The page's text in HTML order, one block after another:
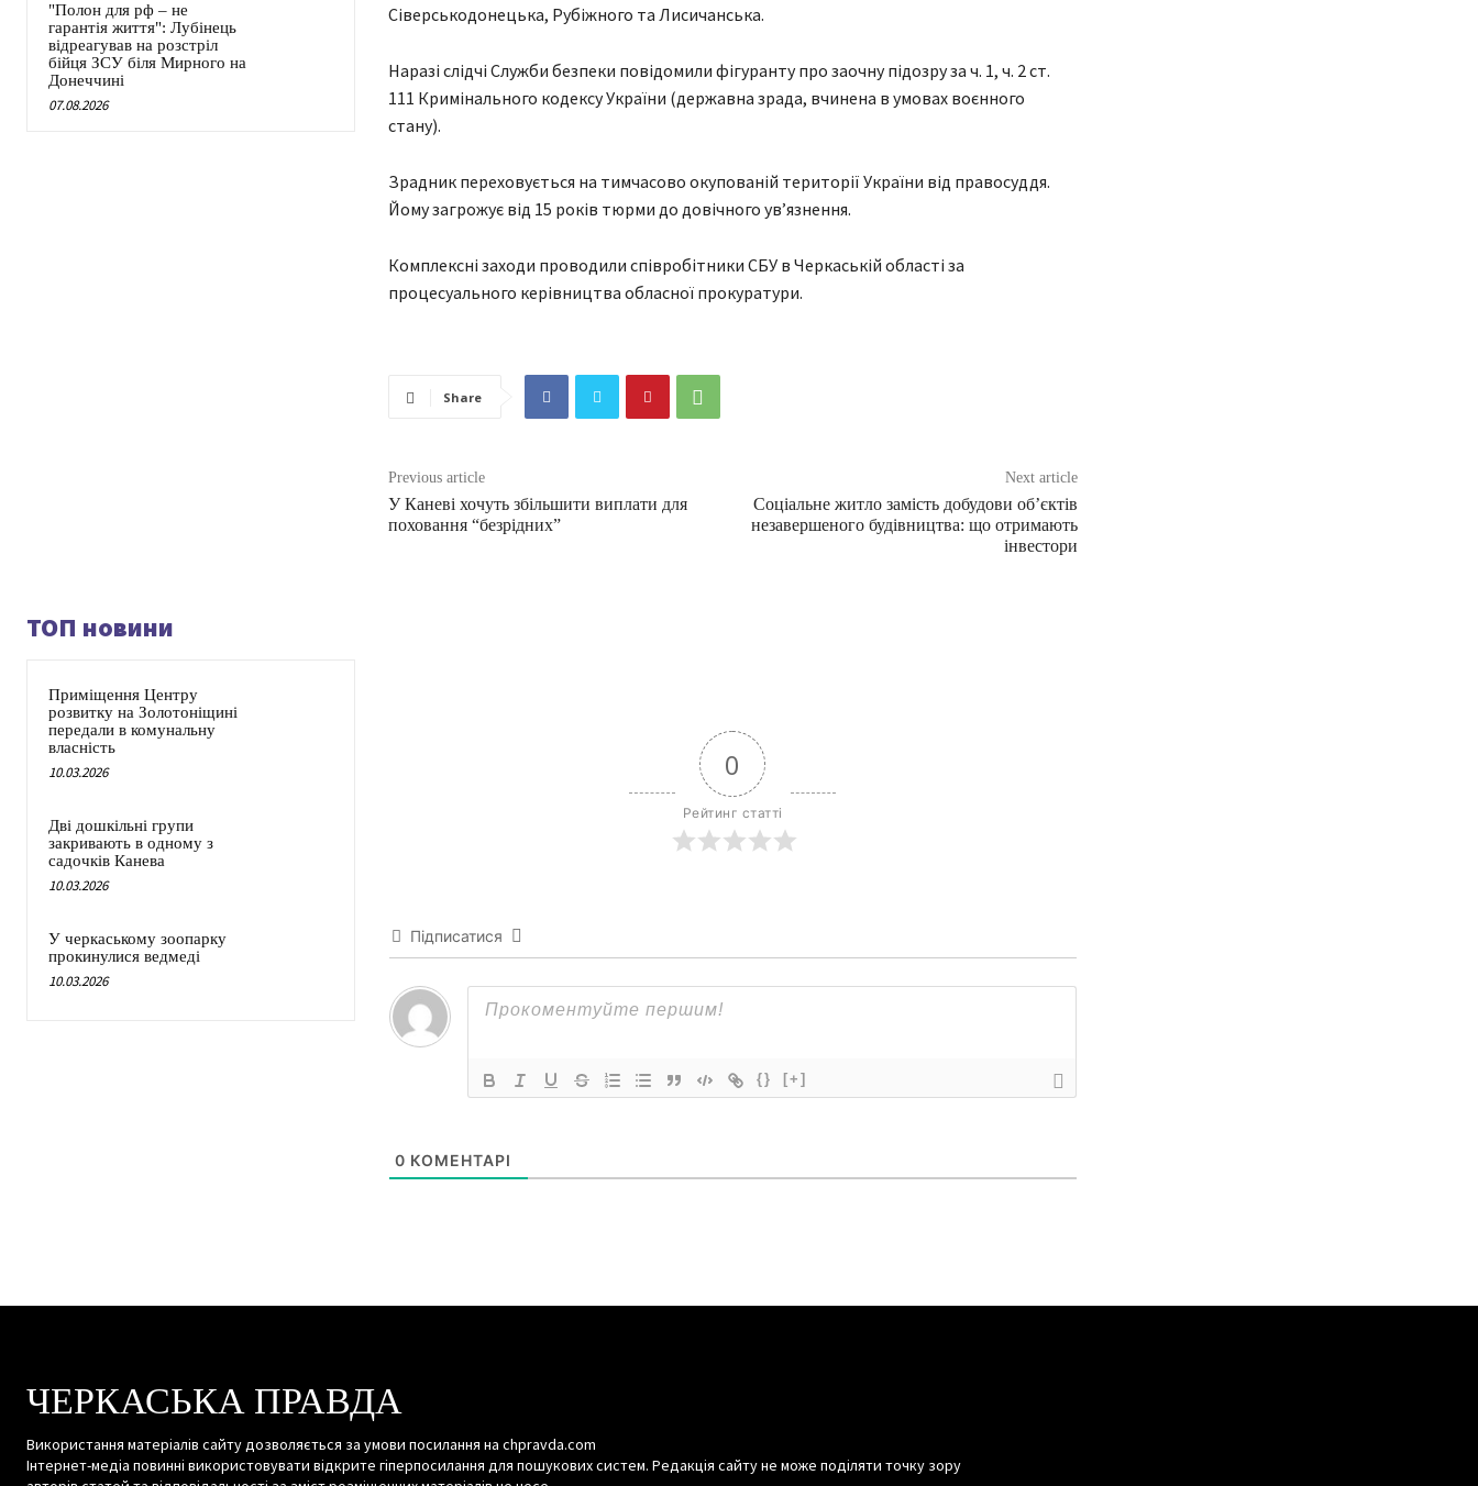
"Полон для рф – не
гарантія життя": Лубінець
відреагував на розстріл
бійця ЗСУ біля Мирного на
Донеччині
07.08.2026
Сіверськодонецька, Рубіжного та Лисичанська.
Наразі слідчі Служби безпеки повідомили фігуранту про заочну підозру за ч. 1, ч. 2 ст.
111 Кримінального кодексу України (державна зрада, вчинена в умовах воєнного
стану).
Зрадник переховується на тимчасово окупованій території України від правосуддя.
Йому загрожує від 15 років тюрми до довічного ув’язнення.
Комплексні заходи проводили співробітники СБУ в Черкаській області за
процесуального керівництва обласної прокуратури.
Share
Previous article
У Каневі хочуть збільшити виплати для
поховання “безрідних”
Next article
Соціальне житло замість добудови обʼєктів
незавершеного будівництва: що отримають
інвестори
ТОП новини
Приміщення Центру
розвитку на Золотоніщині
передали в комунальну
власність
10.03.2026
Дві дошкільні групи
закривають в одному з
садочків Канева
10.03.2026
У черкаському зоопарку
прокинулися ведмеді
10.03.2026
0
Рейтинг статті
Підписатися
{} [+]
0 КОМЕНТАРІ
ЧЕРКАСЬКА ПРАВДА
Використання матеріалів сайту дозволяється за умови посилання на chpravda.com
Інтернет-медіа повинні використовувати відкрите гіперпосилання для пошукових систем. Редакція сайту не може поділяти точку зору